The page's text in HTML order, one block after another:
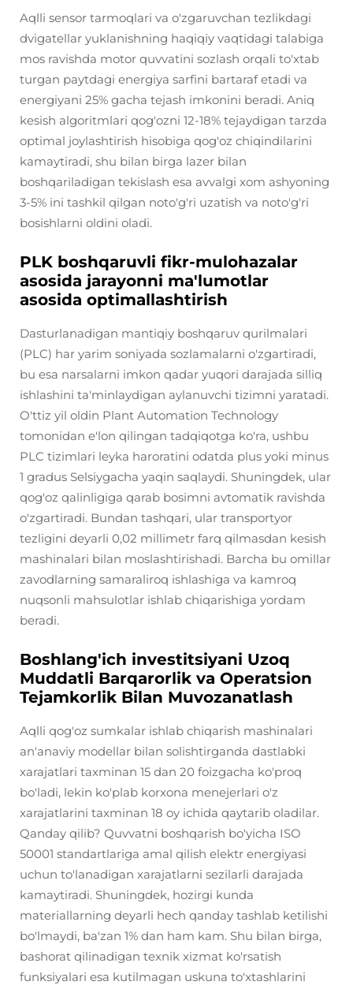
Aqlli sensor tarmoqlari va o'zgaruvchan tezlikdagi
dvigatellar yuklanishning haqiqiy vaqtidagi talabiga
mos ravishda motor quvvatini sozlash orqali to'xtab
turgan paytdagi energiya sarfini bartaraf etadi va
energiyani 25% gacha tejash imkonini beradi. Aniq
kesish algoritmlari qog'ozni 12-18% tejaydigan tarzda
optimal joylashtirish hisobiga qog'oz chiqindilarini
kamaytiradi, shu bilan birga lazer bilan
boshqariladigan tekislash esa avvalgi xom ashyoning
3-5% ini tashkil qilgan noto'g'ri uzatish va noto'g'ri
bosishlarni oldini oladi.
PLK boshqaruvli fikr-mulohazalar
asosida jarayonni ma'lumotlar
asosida optimallashtirish
Dasturlanadigan mantiqiy boshqaruv qurilmalari
(PLC) har yarim soniyada sozlamalarni o'zgartiradi,
bu esa narsalarni imkon qadar yuqori darajada silliq
ishlashini ta'minlaydigan aylanuvchi tizimni yaratadi.
O'ttiz yil oldin Plant Automation Technology
tomonidan e'lon qilingan tadqiqotga ko'ra, ushbu
PLC tizimlari leyka haroratini odatda plus yoki minus
1 gradus Selsiygacha yaqin saqlaydi. Shuningdek, ular
qog'oz qalinligiga qarab bosimni avtomatik ravishda
o'zgartiradi. Bundan tashqari, ular transportyor
tezligini deyarli 0,02 millimetr farq qilmasdan kesish
mashinalari bilan moslashtirishadi. Barcha bu omillar
zavodlarning samaraliroq ishlashiga va kamroq
nuqsonli mahsulotlar ishlab chiqarishiga yordam
beradi.
Boshlang'ich investitsiyani Uzoq
Muddatli Barqarorlik va Operatsion
Tejamkorlik Bilan Muvozanatlash
Aqlli qog'oz sumkalar ishlab chiqarish mashinalari
an'anaviy modellar bilan solishtirganda dastlabki
xarajatlari taxminan 15 dan 20 foizgacha ko'proq
bo'ladi, lekin ko'plab korxona menejerlari o'z
xarajatlarini taxminan 18 oy ichida qaytarib oladilar.
Qanday qilib? Quvvatni boshqarish bo'yicha ISO
50001 standartlariga amal qilish elektr energiyasi
uchun to'lanadigan xarajatlarni sezilarli darajada
kamaytiradi. Shuningdek, hozirgi kunda
materiallarning deyarli hech qanday tashlab ketilishi
bo'lmaydi, ba'zan 1% dan ham kam. Shu bilan birga,
bashorat qilinadigan texnik xizmat ko'rsatish
funksiyalari esa kutilmagan uskuna to'xtashlarini